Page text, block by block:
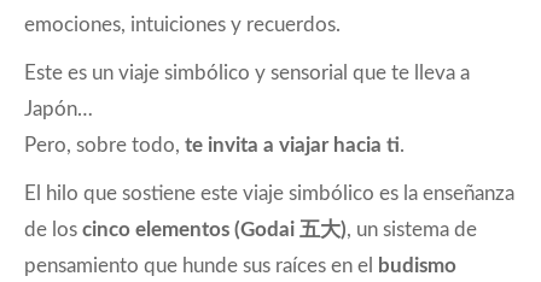
emociones, intuiciones y recuerdos.
Este es un viaje simbólico y sensorial que te lleva a
Japón…
Pero, sobre todo, te invita a viajar hacia ti.
El hilo que sostiene este viaje simbólico es la enseñanza
de los cinco elementos (Godai 五大), un sistema de
pensamiento que hunde sus raíces en el
budismo